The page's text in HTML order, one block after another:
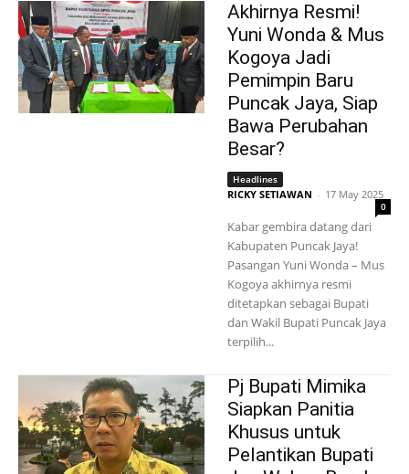
Akhirnya Resmi!
Yuni Wonda & Mus
Kogoya Jadi
Pemimpin Baru
Puncak Jaya, Siap
Bawa Perubahan
Besar?
Headlines
RICKY SETIAWAN - 17 May 2025
0
Kabar gembira datang dari
Kabupaten Puncak Jaya!
Pasangan Yuni Wonda – Mus
Kogoya akhirnya resmi
ditetapkan sebagai Bupati
dan Wakil Bupati Puncak Jaya
terpilih...
Pj Bupati Mimika
Siapkan Panitia
Khusus untuk
Pelantikan Bupati